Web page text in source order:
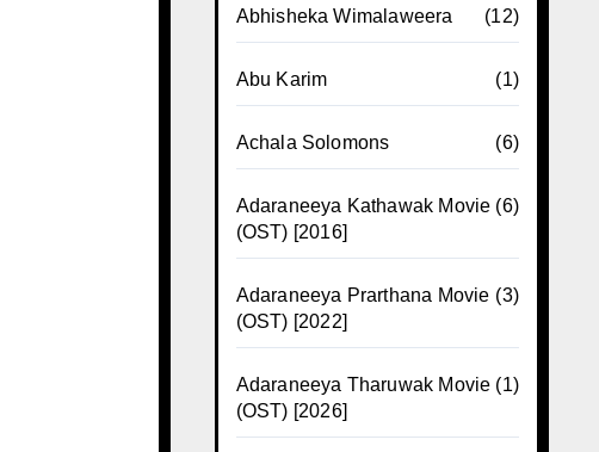
Abhisheka Wimalaweera (12)
Abu Karim (1)
Achala Solomons (6)
Adaraneeya Kathawak Movie
(OST) [2016]
(6)
Adaraneeya Prarthana Movie
(OST) [2022]
(3)
Adaraneeya Tharuwak Movie
(OST) [2026]
(1)